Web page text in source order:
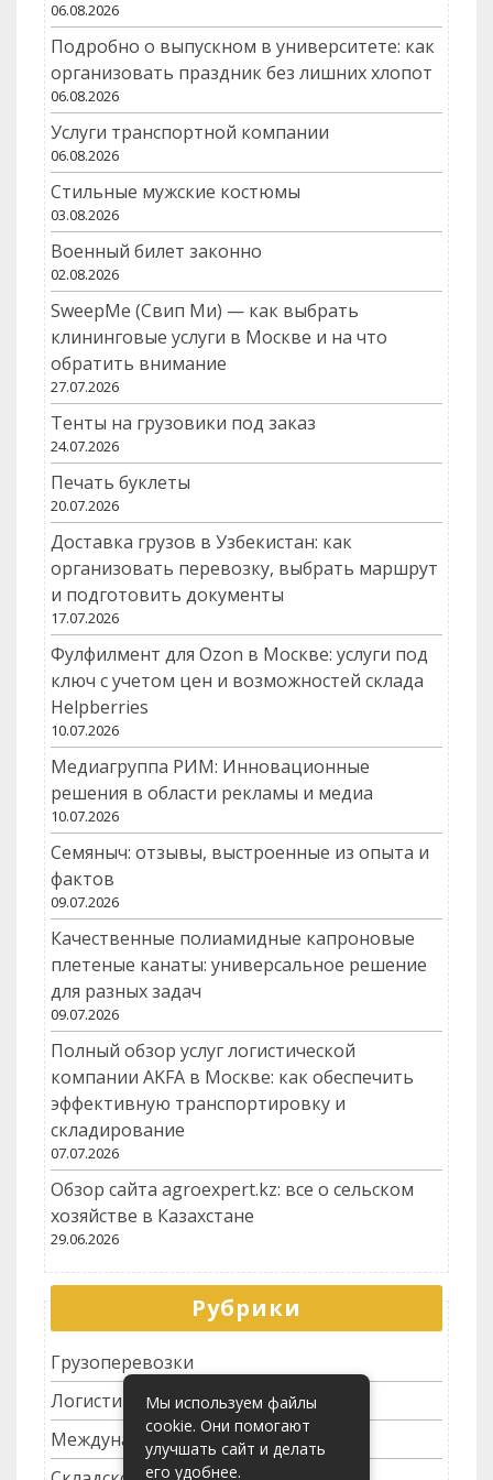
06.08.2026
Подробно о выпускном в университете: как
организовать праздник без лишних хлопот
06.08.2026
Услуги транспортной компании
06.08.2026
Стильные мужские костюмы
03.08.2026
Военный билет законно
02.08.2026
SweepMe (Свип Ми) — как выбрать
клининговые услуги в Москве и на что
обратить внимание
27.07.2026
Тенты на грузовики под заказ
24.07.2026
Печать буклеты
20.07.2026
Доставка грузов в Узбекистан: как
организовать перевозку, выбрать маршрут
и подготовить документы
17.07.2026
Фулфилмент для Ozon в Москве: услуги под
ключ с учетом цен и возможностей склада
Helpberries
10.07.2026
Медиагруппа РИМ: Инновационные
решения в области рекламы и медиа
10.07.2026
Семяныч: отзывы, выстроенные из опыта и
фактов
09.07.2026
Качественные полиамидные капроновые
плетеные канаты: универсальное решение
для разных задач
09.07.2026
Полный обзор услуг логистической
компании AKFA в Москве: как обеспечить
эффективную транспортировку и
складирование
07.07.2026
Обзор сайта agroexpert.kz: все о сельском
хозяйстве в Казахстане
29.06.2026
Рубрики
Грузоперевозки
Логистика
Международные перевозки
Мы используем файлы
cookie. Они помогают
улучшать сайт и делать
его удобнее.